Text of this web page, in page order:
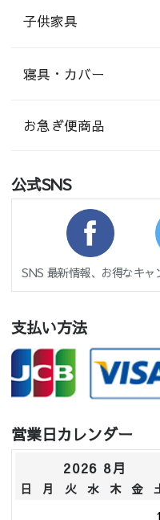
子供家具
寝具・カバー
お急ぎ便商品
公式SNS
SNS 最新情報、お得なキャ
支払い方法
営業日カレンダー
2026 8月
日 月 火 水 木 金
1